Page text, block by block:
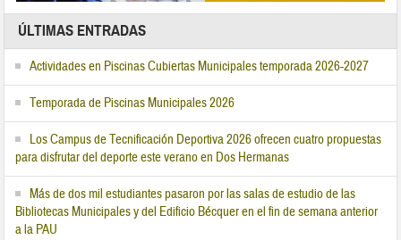
ÚLTIMAS ENTRADAS
Actividades en Piscinas Cubiertas Municipales temporada 2026-2027
Temporada de Piscinas Municipales 2026
Los Campus de Tecnificación Deportiva 2026 ofrecen cuatro propuestas
para disfrutar del deporte este verano en Dos Hermanas
Más de dos mil estudiantes pasaron por las salas de estudio de las
Bibliotecas Municipales y del Edificio Bécquer en el fin de semana anterior
a la PAU